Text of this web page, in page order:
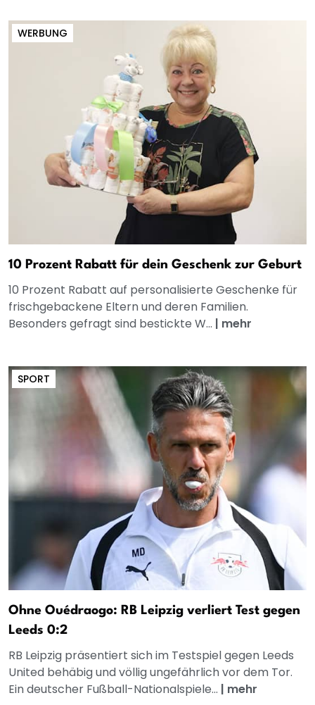
WERBUNG
10 Prozent Rabatt für dein Geschenk zur Geburt
10 Prozent Rabatt auf personalisierte Geschenke für
frischgebackene Eltern und deren Familien.
Besonders gefragt sind bestickte W... | mehr
SPORT
Ohne Ouédraogo: RB Leipzig verliert Test gegen
Leeds 0:2
RB Leipzig präsentiert sich im Testspiel gegen Leeds
United behäbig und völlig ungefährlich vor dem Tor.
Ein deutscher Fußball-Nationalspiele... | mehr